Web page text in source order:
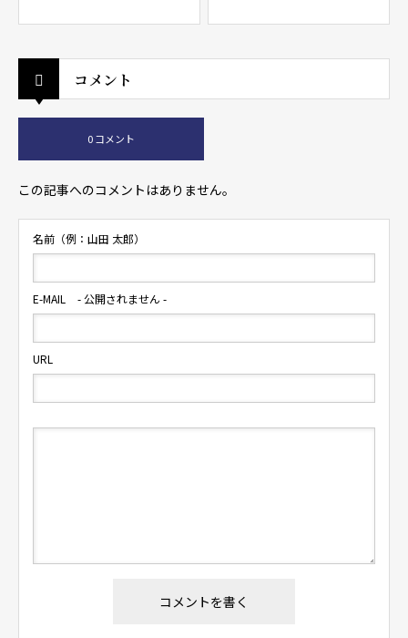
コメント
0 コメント
この記事へのコメントはありません。
名前（例：山田 太郎）
E-MAIL - 公開されません -
URL